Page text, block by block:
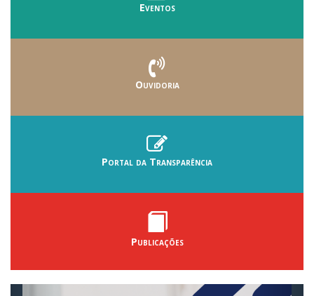
Eventos
Ouvidoria
Portal da Transparência
Publicações